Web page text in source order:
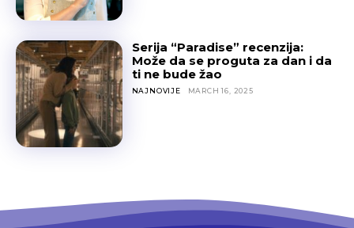
Serija “Paradise” recenzija:
Može da se proguta za dan i da
ti ne bude žao
NAJNOVIJE MARCH 16, 2025